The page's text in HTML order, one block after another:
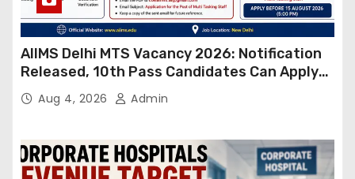
AIIMS Delhi MTS Vacancy 2026: Notification
Released, 10th Pass Candidates Can Apply
Through Email
Aug 4, 2026 Admin